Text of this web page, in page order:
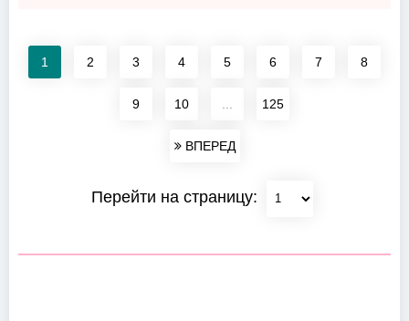
1 2 3 4 5 6 7 8
9 10 125
ВПЕРЕД
Перейти на страницу: